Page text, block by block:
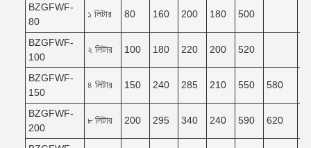
BZGFWF-
80
১ লিটার 80 160 200 180 500
BZGFWF-
100
২ লিটার 100 180 220 200 520
BZGFWF-
150
৪ লিটার 150 240 285 210 550 580
BZGFWF-
200
৮ লিটার 200 295 340 240 590 620